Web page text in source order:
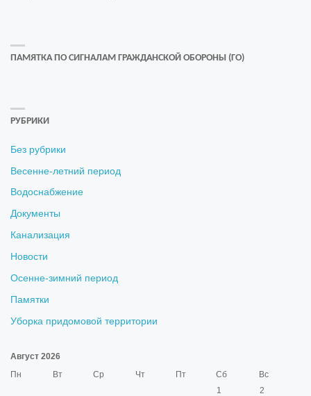
ПАМЯТКА ПО СИГНАЛАМ ГРАЖДАНСКОЙ ОБОРОНЫ (ГО)
РУБРИКИ
Без рубрики
Весенне-летний период
Водоснабжение
Документы
Канализация
Новости
Осенне-зимний период
Памятки
Уборка придомовой территории
Август 2026
Пн
Вт Ср Чт Пт Сб
Вс
1
2